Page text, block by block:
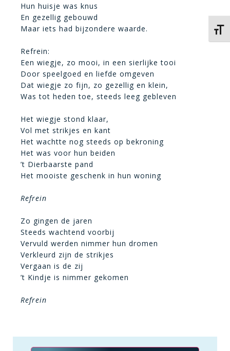
Hun huisje was knus
En gezellig gebouwd
Maar iets had bijzondere waarde.
Refrein:
Een wiegje, zo mooi, in een sierlijke tooi
Door speelgoed en liefde omgeven
Dat wiegje zo fijn, zo gezellig en klein,
Was tot heden toe, steeds leeg gebleven
Het wiegje stond klaar,
Vol met strikjes en kant
Het wachtte nog steeds op bekroning
Het was voor hun beiden
’t Dierbaarste pand
Het mooiste geschenk in hun woning
Refrein
Zo gingen de jaren
Steeds wachtend voorbij
Vervuld werden nimmer hun dromen
Verkleurd zijn de strikjes
Vergaan is de zij
’t Kindje is nimmer gekomen
Refrein